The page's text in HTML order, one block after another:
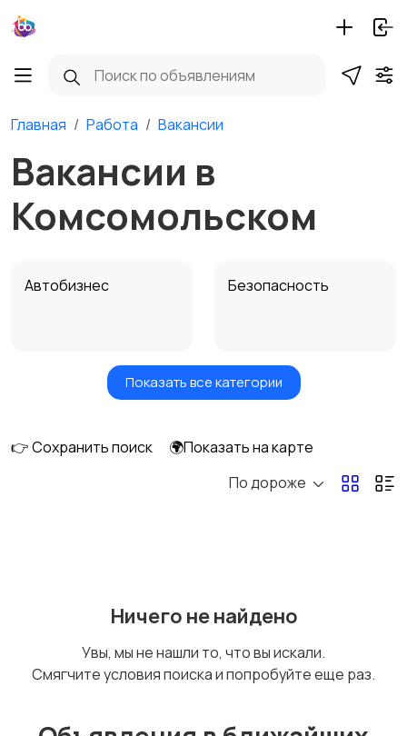
Главная Работа Вакансии
Вакансии в
Комсомольском
Автобизнес Безопасность
Бытовые услуги и
Высший менеджмент
Добыча сырья,
технологии
развлечения
Показать все категории
👉 Сохранить поиск
🌍Показать на карте
По дороже
Ничего не найдено
Увы, мы не нашли то, что вы искали.
Смягчите условия поиска и попробуйте еще раз.